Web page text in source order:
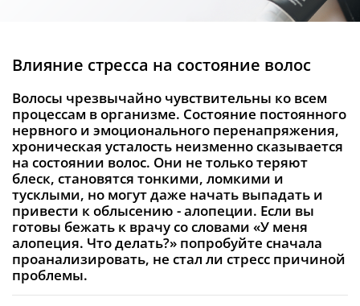
Влияние стресса на состояние волос
Волосы чрезвычайно чувствительны ко всем
процессам в организме. Состояние постоянного
нервного и эмоционального перенапряжения,
хроническая усталость неизменно сказывается
на состоянии волос. Они не только теряют
блеск, становятся тонкими, ломкими и
тусклыми, но могут даже начать выпадать и
привести к облысению - алопеции. Если вы
готовы бежать к врачу со словами «У меня
алопеция. Что делать?» попробуйте сначала
проанализировать, не стал ли стресс причиной
проблемы.